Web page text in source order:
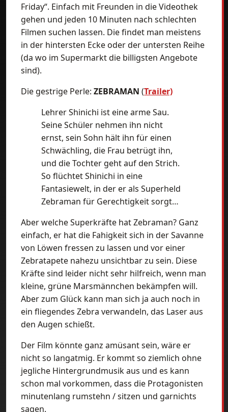
Friday“. Einfach mit Freunden in die Videothek
gehen und jeden 10 Minuten nach schlechten
Filmen suchen lassen. Die findet man meistens
in der hintersten Ecke oder der untersten Reihe
(da wo im Supermarkt die billigsten Angebote
sind).
Die gestrige Perle: ZEBRAMAN (Trailer)
Lehrer Shinichi ist eine arme Sau.
Seine Schüler nehmen ihn nicht
ernst, sein Sohn hält ihn für einen
Schwächling, die Frau betrügt ihn,
und die Tochter geht auf den Strich.
So flüchtet Shinichi in eine
Fantasiewelt, in der er als Superheld
Zebraman für Gerechtigkeit sorgt…
Aber welche Superkräfte hat Zebraman? Ganz
einfach, er hat die Fahigkeit sich in der Savanne
von Löwen fressen zu lassen und vor einer
Zebratapete nahezu unsichtbar zu sein. Diese
Kräfte sind leider nicht sehr hilfreich, wenn man
kleine, grüne Marsmännchen bekämpfen will.
Aber zum Glück kann man sich ja auch noch in
ein fliegendes Zebra verwandeln, das Laser aus
den Augen schießt.
Der Film könnte ganz amüsant sein, wäre er
nicht so langatmig. Er kommt so ziemlich ohne
jegliche Hintergrundmusik aus und es kann
schon mal vorkommen, dass die Protagonisten
minutenlang rumstehn / sitzen und garnichts
sagen.